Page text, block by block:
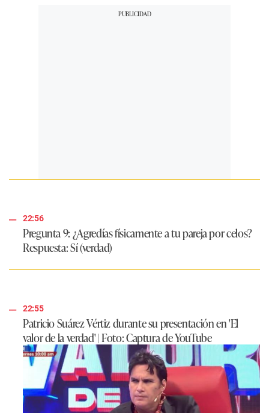
22:56
Pregunta 9: ¿Agredías físicamente a tu pareja por celos?
Respuesta: Sí (verdad)
22:55
Patricio Suárez Vértiz durante su presentación en 'El
valor de la verdad' | Foto: Captura de YouTube